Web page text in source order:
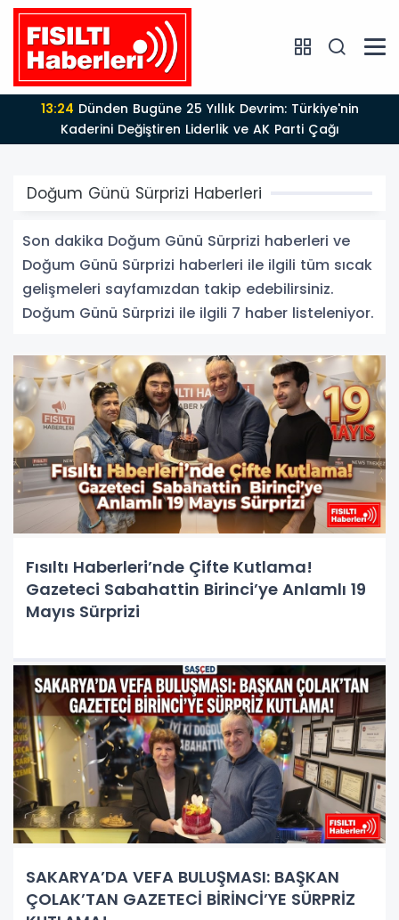
13:24
Kaderini Değiştiren Liderlik ve AK Parti Çağı
Doğum Günü Sürprizi Haberleri
Son dakika Doğum Günü Sürprizi haberleri ve
Doğum Günü Sürprizi haberleri ile ilgili tüm sıcak
gelişmeleri sayfamızdan takip edebilirsiniz.
Doğum Günü Sürprizi ile ilgili 7 haber listeleniyor.
Fısıltı Haberleri’nde Çifte Kutlama!
Gazeteci Sabahattin Birinci’ye Anlamlı 19
Mayıs Sürprizi
SAKARYA’DA VEFA BULUŞMASI: BAŞKAN
ÇOLAK’TAN GAZETECİ BİRİNCİ’YE SÜRPRİZ